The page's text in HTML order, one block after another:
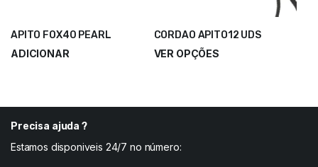
APITO FOX40 PEARL
ADICIONAR
CORDAO APITO12 UDS
VER OPÇÕES
Precisa ajuda ?
Estamos disponiveis 24/7 no número: